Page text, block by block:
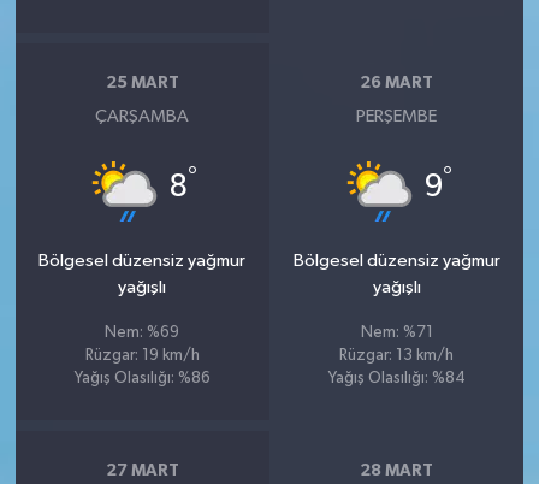
25 MART
ÇARŞAMBA
8°
Bölgesel düzensiz yağmur
yağışlı
Nem: %69
Rüzgar: 19 km/h
Yağış Olasılığı: %86
26 MART
PERŞEMBE
9°
Bölgesel düzensiz yağmur
yağışlı
Nem: %71
Rüzgar: 13 km/h
Yağış Olasılığı: %84
27 MART 28 MART